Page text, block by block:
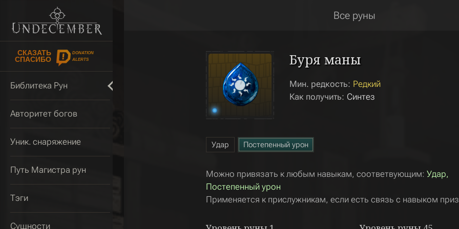
Библитека Рун
Авторитет богов
Уник. снаряжение
Путь Магистра рун
Тэги
Сущности
СКАЗАТЬ
СПАСИБО
DONATION
ALERTS
Все руны
Буря маны
Мин. редкость: Редкий
Как получить: Синтез
Удар Постепенный урон
Можно привязать к любым навыкам, соответвующим: Удар,
Постепенный урон
Применяется к прислужникам, если есть связь с навыком